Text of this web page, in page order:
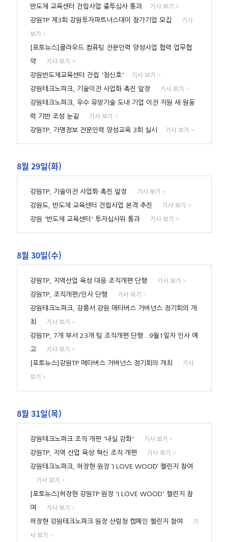
반도체 교육센터 건립사업 중투심사 통과 기사 보기 >
강원TP 제3회 강원투자파트너스데이 참가기업 모집 기사
보기 >
[포토뉴스]클라우드 컴퓨팅 전문인력 양성사업 협력 업무협
약 기사 보기 >
강원반도체교육센터 건립 '청신호' 기사 보기 >
강원테크노파크, 기술이전 사업화 촉진 앞장 기사 보기 >
강원테크노파크, 우수 유망기술 도내 기업 이전 지원 새 원동
력 기반 조성 눈길 기사 보기 >
강원TP, 가명정보 전문인력 양성교육 3회 실시 기사 보기 >
8월 29일(화)
강원TP, 기술이전 사업화 촉진 앞장 기사 보기 >
강원도, 반도체 교육센터 건립사업 본격 추진 기사 보기 >
강원 '반도체 교육센터' 투자심사위 통과 기사 보기 >
8월 30일(수)
강원TP, 지역산업 육성 대응 조직개편 단행 기사 보기 >
강원TP, 조직개편/인사 단행 기사 보기 >
강원테크노파크, 강릉서 강원 메타버스 거버넌스 정기회의 개
최 기사 보기 >
강원TP, 7개 부서 23개 팀 조직개편 단행...9월1일자 인사 예
고 기사 보기 >
[포토뉴스]강원TP 메타버스 거버넌스 정기회의 개최 기사
보기 >
8월 31일(목)
강원테크노파크 조직 개편 '내실 강화' 기사 보기 >
강원TP, 지역 산업 육성 혁신 조직 개편 기사 보기 >
강원테크노파크, 허장현 원장 ‘I LOVE WOOD’ 챌린지 참여
기사 보기 >
[포토뉴스]허장현 강원TP 원장 'I LOVE WOOD' 챌린지 참
여 기사 보기 >
허장현 강원테크노파크 원장 산림청 캠페인 챌린지 참여 기
사 보기 >